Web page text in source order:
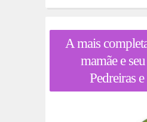
A mais
mamãe e
Pedreiras